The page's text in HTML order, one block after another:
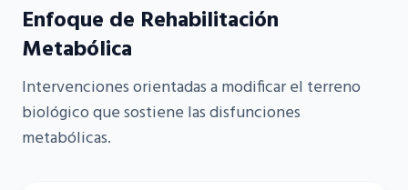
Enfoque de Rehabilitación
Metabólica
Intervenciones orientadas a modificar el terreno
biológico que sostiene las disfunciones
metabólicas.